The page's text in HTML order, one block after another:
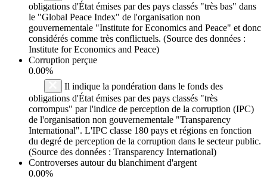
obligations d'État émises par des pays classés "très bas" dans
le "Global Peace Index" de l'organisation non
gouvernementale "Institute for Economics and Peace" et donc
considérés comme très conflictuels. (Source des données :
Institute for Economics and Peace)
Corruption perçue
0.00%
Il indique la pondération dans le fonds des
obligations d'État émises par des pays classés "très
corrompus" par l'indice de perception de la corruption (IPC)
de l'organisation non gouvernementale "Transparency
International". L'IPC classe 180 pays et régions en fonction
du degré de perception de la corruption dans le secteur public.
(Source des données : Transparency International)
Controverses autour du blanchiment d'argent
0.00%